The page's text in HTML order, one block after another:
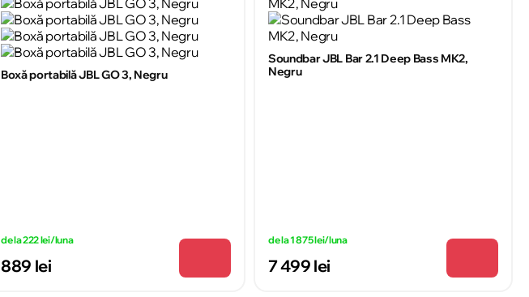
Boxă portabilă JBL GO 3, Negru
de la 222 lei/luna
889 lei
Soundbar JBL Bar 2.1 Deep Bass MK2,
Negru
de la 1 875 lei/luna
7 499 lei